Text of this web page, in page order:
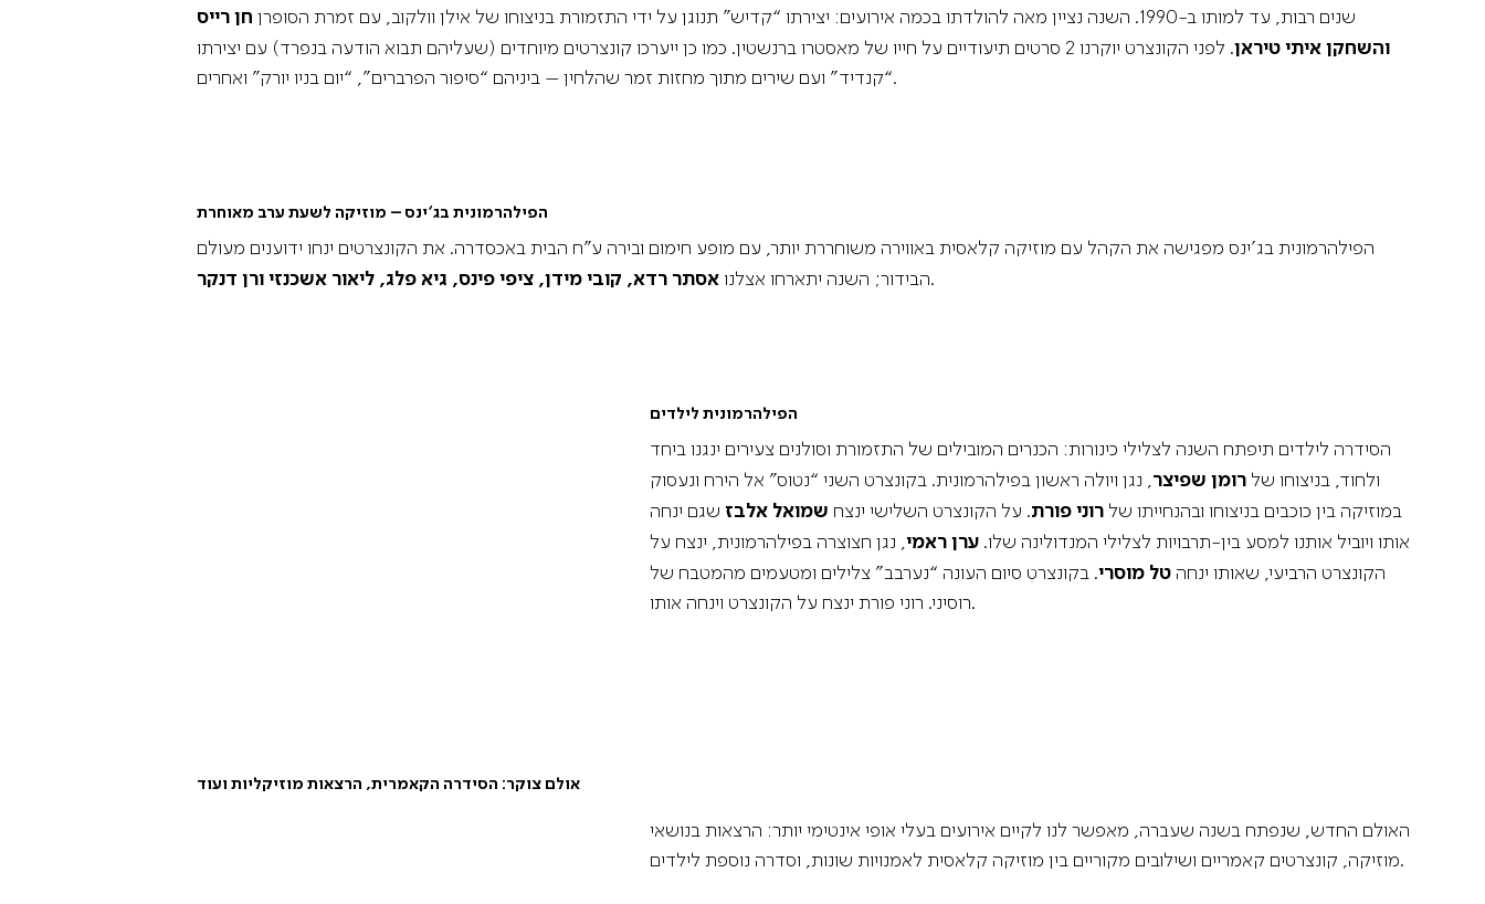
שנים רבות, עד למותו ב-1990. השנה נציין מאה להולדתו בכמה אירועים: יצירתו “קדיש” תנוגן על ידי התזמורת בניצוחו של אילן וולקוב, עם זמרת הסופרן
חן רייס
והשחקן איתי טיראן
. לפני הקונצרט יוקרנו 2 סרטים תיעודיים על חייו של מאסטרו ברנשטין. כמו כן ייערכו קונצרטים מיוחדים (שעליהם תבוא הודעה בנפרד) עם יצירתו
“קנדיד” ועם שירים מתוך מחזות זמר שהלחין – ביניהם “סיפור הפרברים”, “יום בניו יורק” ואחרים.
הפילהרמונית בג‘ינס – מוזיקה לשעת ערב מאוחרת
הפילהרמונית בג’ינס מפגישה את הקהל עם מוזיקה קלאסית באווירה משוחררת יותר, עם מופע חימום ובירה ע”ח הבית באכסדרה. את הקונצרטים ינחו ידוענים מעולם
הבידור; השנה יתארחו אצלנואסתר רדא, קובי מידן, ציפי פינס, גיא פלג, ליאור אשכנזי ורן דנקר .
הסידרה לילדים תיפתח השנה לצלילי כינורות: הכנרים המובילים של התזמורת וסולנים צעירים ינגנו ביחד
ולחוד, בניצוחו של רומן שפיצר, נגן ויולה ראשון בפילהרמונית. בקונצרט השני “נטוס” אל הירח ונעסוק
במוזיקה בין כוכבים בניצוחו ובהנחייתו של רוני פורת. על הקונצרט השלישי ינצח שמואל אלבז שגם ינחה
אותו ויוביל אותנו למסע בין-תרבויות לצלילי המנדולינה שלו. ערן ראמי, נגן חצוצרה בפילהרמונית, ינצח על
הקונצרט הרביעי, שאותו ינחה טל מוסרי. בקונצרט סיום העונה “נערבב” צלילים ומטעמים מהמטבח של
רוסיני. רוני פורת ינצח על הקונצרט וינחה אותו.
אולם צוקר: הסידרה הקאמרית,
האולם החדש, שנפתח בשנה שעברה, מאפשר לנו לקיים אירועים בעלי אופי אינטימי יותר: הרצאות בנושאי
מוזיקה, קונצרטים קאמריים ושילובים מקוריים בין מוזיקה קלאסית לאמנויות שונות, וסדרה נוספת לילדים.